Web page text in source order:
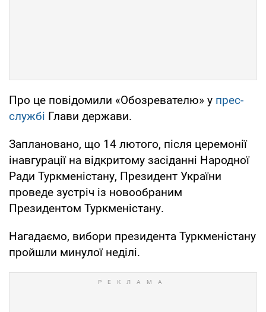
Про це повідомили «Обозревателю» у прес-
службі Глави держави.
Заплановано, що 14 лютого, після церемонії
інавгурації на відкритому засіданні Народної
Ради Туркменістану, Президент України
проведе зустріч із новообраним
Президентом Туркменістану.
Нагадаємо, вибори президента Туркменістану
пройшли минулої неділі.